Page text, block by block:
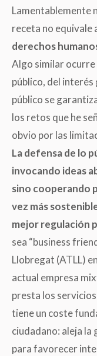
Lamentablemente
receta no equivale
derechos
Algo similar ocurre
público, del interés
público se
los retos que he
obvio por las
La defensa de lo
invocando ideas
sino cooperando
vez más
mejor regulación
sea “business
Llobregat (ATLL)
actual empresa
presta los
tiene un coste
ciudadano: aleja la
para favorecer